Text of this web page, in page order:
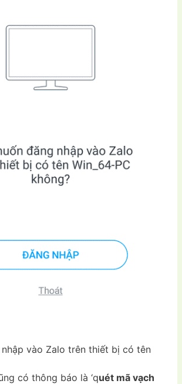
vào Zalo trên thiết bị có tên
có thông báo là ‘quét mã vạch